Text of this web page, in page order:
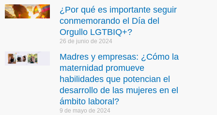
¿Por qué es importante seguir
conmemorando el Día del
Orgullo LGTBIQ+?
26 de junio de 2024
Madres y empresas: ¿Cómo la
maternidad promueve
habilidades que potencian el
desarrollo de las mujeres en el
ámbito laboral?
9 de mayo de 2024